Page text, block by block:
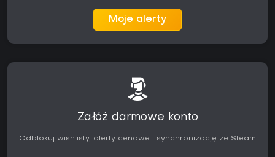
Moje alerty
Załóż darmowe konto
Odblokuj wishlisty, alerty cenowe i synchronizację ze Steam